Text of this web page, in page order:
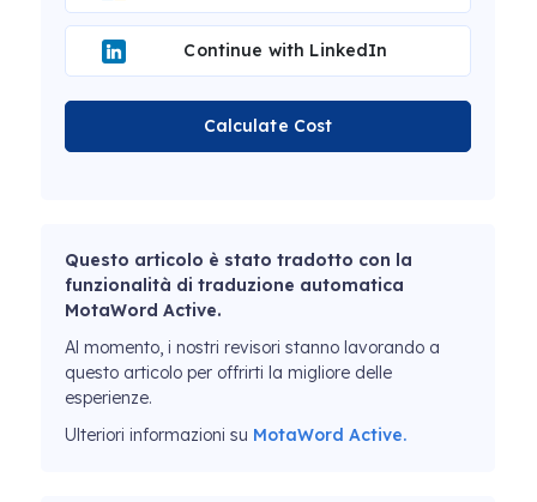
Continue with LinkedIn
Calculate Cost
Questo articolo è stato tradotto con la
funzionalità di traduzione automatica
MotaWord Active.
Al momento, i nostri revisori stanno lavorando a
questo articolo per offrirti la migliore delle
esperienze.
Ulteriori informazioni su MotaWord Active.